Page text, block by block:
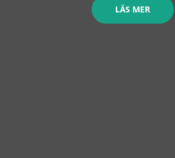
LÄS MER